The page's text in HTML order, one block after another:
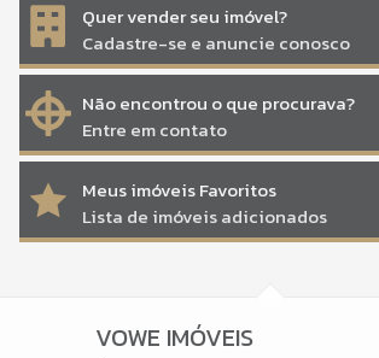
Quer vender seu imóvel?
Cadastre-se e anuncie conosco
Não encontrou o que procurava?
Entre em contato
Meus imóveis Favoritos
Lista de imóveis adicionados
VOWE IMÓVEIS